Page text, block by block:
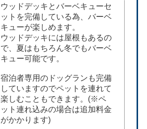
ウッドデッキとバーベキューセ
ットを完備している為、バーベ
キューが楽しめます。
ウッドデッキには屋根もあるの
で、夏はもちろん冬でもバーベ
キュー可能です。
宿泊者専用のドッグランも完備
していますのでペットを連れて
楽しむこともできます。(※ペ
ット連れ込みの場合は追加料金
がかかります)